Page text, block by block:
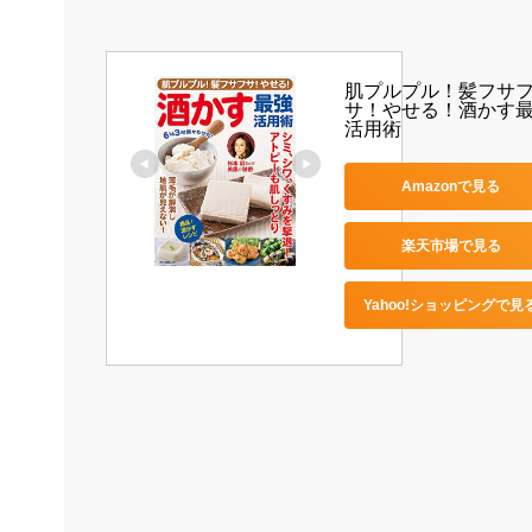
肌プルプル！髪フサ
サ！やせる！酒かす
活用術
Amazonで見る
楽天市場で見る
Yahoo!ショッピングで見